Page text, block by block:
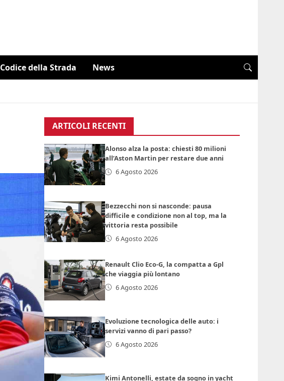
Codice della Strada News
ARTICOLI RECENTI
Alonso alza la posta: chiesti 80 milioni
all’Aston Martin per restare due anni
6 Agosto 2026
Bezzecchi non si nasconde: pausa
difficile e condizione non al top, ma la
vittoria resta possibile
6 Agosto 2026
Renault Clio Eco-G, la compatta a Gpl
che viaggia più lontano
6 Agosto 2026
Evoluzione tecnologica delle auto: i
servizi vanno di pari passo?
6 Agosto 2026
Kimi Antonelli, estate da sogno in yacht